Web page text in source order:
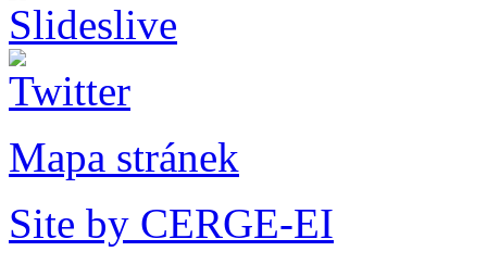
Mapa stránek
Site by CERGE-EI